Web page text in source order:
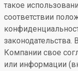
такое
соответствии
законодательства.
Компании свое
или информации